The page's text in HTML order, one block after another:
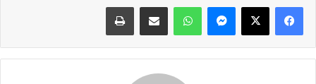
فيسبوك X ماسنجر واتساب مشاركة عبر البريد طباعة